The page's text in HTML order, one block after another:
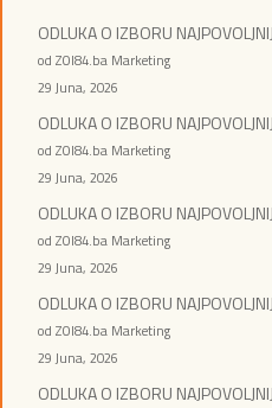
ODLUKA O IZBORU
od ZOI84.ba Marketing
29 Juna, 2026
ODLUKA O IZBORU
od ZOI84.ba Marketing
29 Juna, 2026
ODLUKA O IZBORU
od ZOI84.ba Marketing
29 Juna, 2026
ODLUKA O IZBORU
od ZOI84.ba Marketing
29 Juna, 2026
ODLUKA O IZBORU